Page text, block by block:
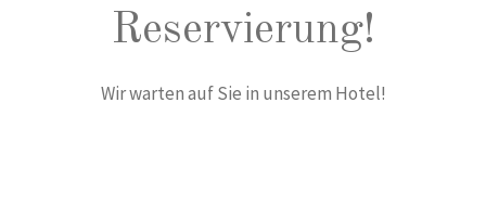
Reservierung!
Wir warten auf Sie in unserem Hotel!